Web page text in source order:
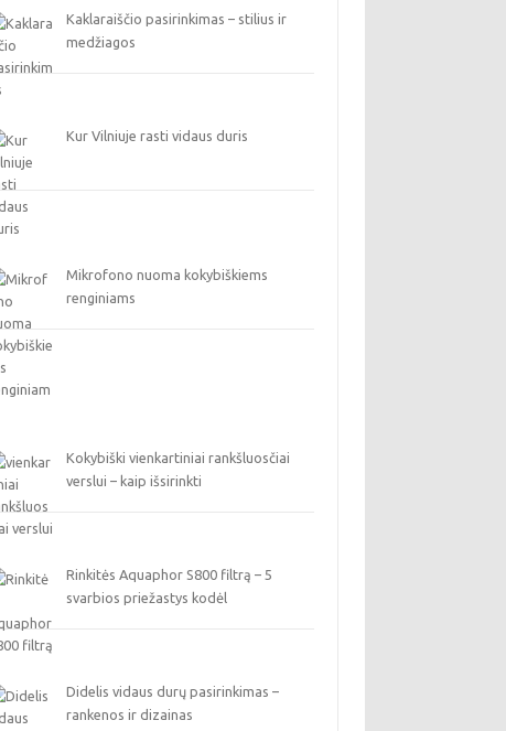
Kaklaraiščio pasirinkimas – stilius ir
medžiagos
Kur Vilniuje rasti vidaus duris
Mikrofono nuoma kokybiškiems
renginiams
Kokybiški vienkartiniai rankšluosčiai
verslui – kaip išsirinkti
Rinkitės Aquaphor S800 filtrą – 5
svarbios priežastys kodėl
Didelis vidaus durų pasirinkimas –
rankenos ir dizainas